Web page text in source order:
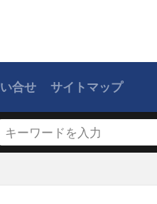
合せ サイトマップ